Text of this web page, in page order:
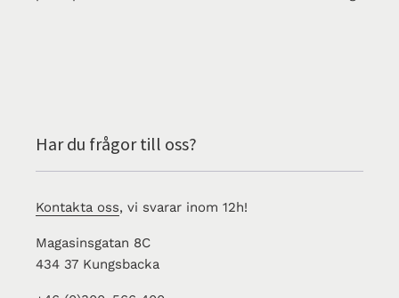
Har du frågor till oss?
Kontakta oss, vi svarar inom 12h!
Magasinsgatan 8C
434 37 Kungsbacka